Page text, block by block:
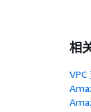
相
VPC